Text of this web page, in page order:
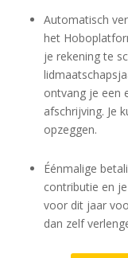
Automatisch
het
je rekening te
ontvang je een
afschrijving. Je
opzeggen.
Éénmalige
contributie en
voor dit jaar
dan zelf